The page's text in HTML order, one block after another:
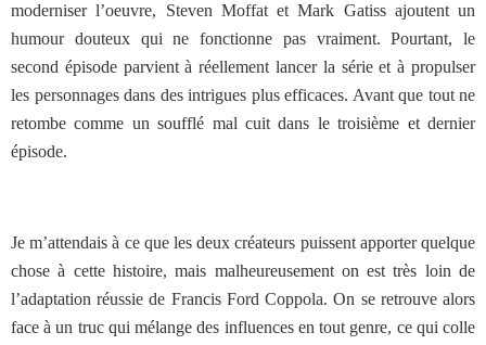
moderniser l’oeuvre, Steven Moffat et Mark Gatiss ajoutent un
humour douteux qui ne fonctionne pas vraiment. Pourtant, le
second épisode parvient à réellement lancer la série et à propulser
les personnages dans des intrigues plus efficaces. Avant que tout ne
retombe comme un soufflé mal cuit dans le troisième et dernier
épisode.
Je m’attendais à ce que les deux créateurs puissent apporter quelque
chose à cette histoire, mais malheureusement on est très loin de
l’adaptation réussie de Francis Ford Coppola. On se retrouve alors
face à un truc qui mélange des influences en tout genre, ce qui colle